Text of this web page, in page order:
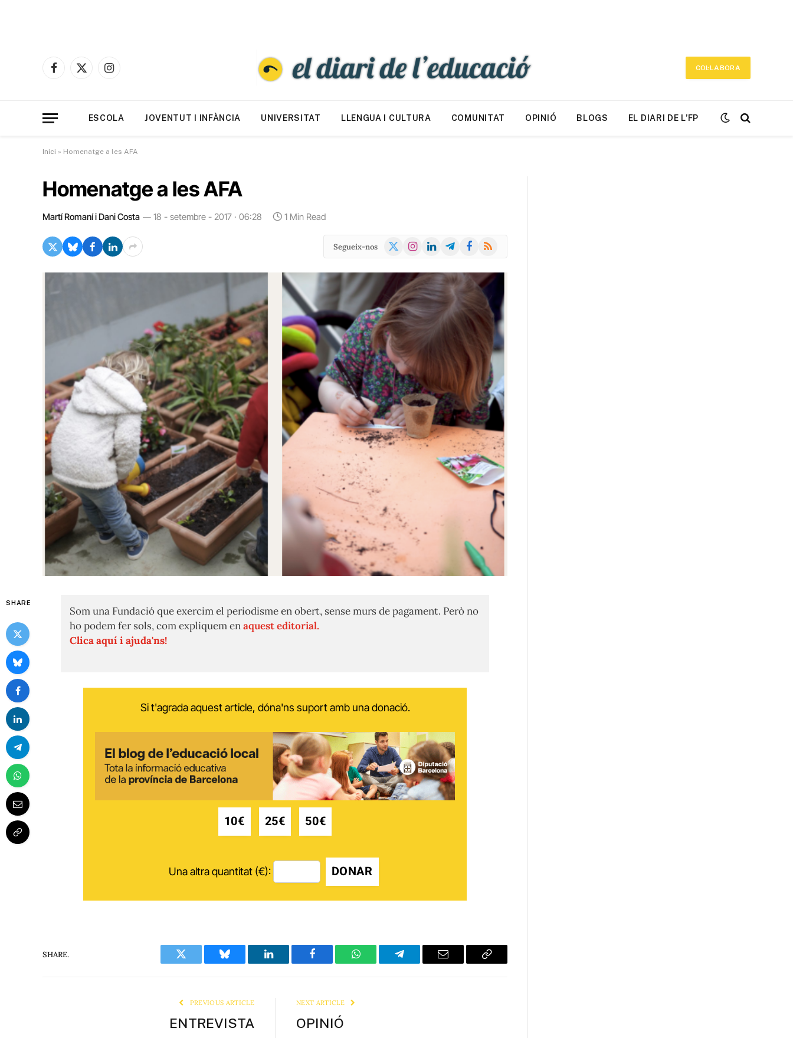
Facebook
X
Instagram
COL·LABORA
ESCOLA JOVENTUT I INFÀNCIA UNIVERSITAT LLENGUA I CULTURA COMUNITAT OPINIÓ BLOGS EL DIARI DE L’FP
Inici » Homenatge a les AFA
Homenatge a les AFA
Martí Romaní i Dani Costa 18 - setembre - 2017 · 06:28 1 Min Read
Segueix-nos
X
Instagram
LinkedInTelegramFacebook
RSS
SHARE
Som una Fundació que exercim el periodisme en obert, sense murs de pagament. Però no
ho podem fer sols, com expliquem enaquest editorial.
Clica aquí i ajuda'ns!
Si t'agrada aquest article, dóna'ns suport amb una donació.
10€ 25€ 50€
Una altra quantitat (€): DONAR
SHARE.
Twitter Bluesky LinkedIn Facebook WhatsAppTelegram Email
Copy
PREVIOUS ARTICLE
ENTREVISTA
NEXT ARTICLE
OPINIÓ